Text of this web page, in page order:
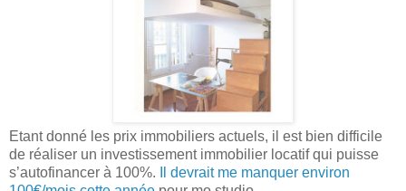
Etant donné les prix immobiliers actuels, il est bien difficile
de réaliser un investissement immobilier locatif qui puisse
s’autofinancer à 100%.
Il devrait me manquer environ